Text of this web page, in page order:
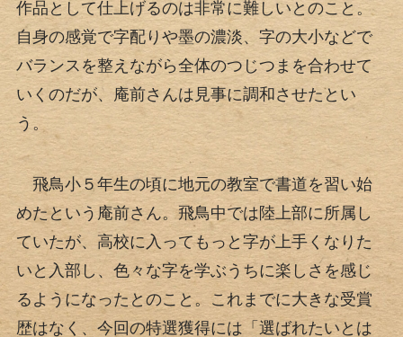
作品として仕上げるのは非常に難しいとのこと。
自身の感覚で字配りや墨の濃淡、字の大小などで
バランスを整えながら全体のつじつまを合わせて
いくのだが、庵前さんは見事に調和させたとい
う。
飛鳥小５年生の頃に地元の教室で書道を習い始
めたという庵前さん。飛鳥中では陸上部に所属し
ていたが、高校に入ってもっと字が上手くなりた
いと入部し、色々な字を学ぶうちに楽しさを感じ
るようになったとのこと。これまでに大きな受賞
歴はなく、今回の特選獲得には「選ばれたいとは